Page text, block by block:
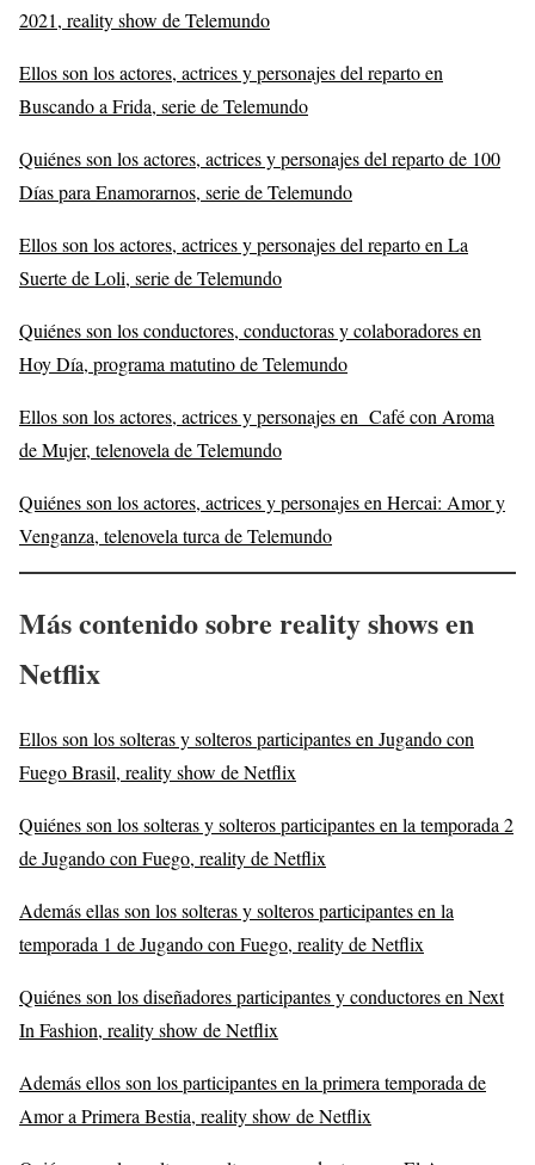
2021, reality show de Telemundo
Ellos son los actores, actrices y personajes del reparto en
Buscando a Frida, serie de Telemundo
Quiénes son los actores, actrices y personajes del reparto de 100
Días para Enamorarnos, serie de Telemundo
Ellos son los actores, actrices y personajes del reparto en La
Suerte de Loli, serie de Telemundo
Quiénes son los conductores, conductoras y colaboradores en
Hoy Día, programa matutino de Telemundo
Ellos son los actores, actrices y personajes en Café con Aroma
de Mujer, telenovela de Telemundo
Quiénes son los actores, actrices y personajes en Hercai: Amor y
Venganza, telenovela turca de Telemundo
Más contenido sobre reality shows en
Netflix
Ellos son los solteras y solteros participantes en Jugando con
Fuego Brasil, reality show de Netflix
Quiénes son los solteras y solteros participantes en la temporada 2
de Jugando con Fuego, reality de Netflix
Además ellas son los solteras y solteros participantes en la
temporada 1 de Jugando con Fuego, reality de Netflix
Quiénes son los diseñadores participantes y conductores en Next
In Fashion, reality show de Netflix
Además ellos son los participantes en la primera temporada de
Amor a Primera Bestia, reality show de Netflix